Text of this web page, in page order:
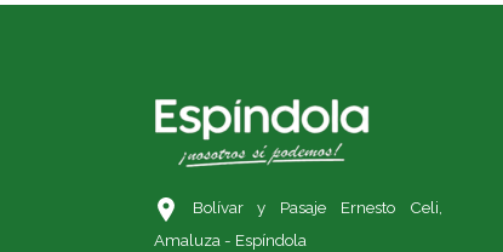
Bolívar y Pasaje Ernesto Celi,
Amaluza - Espíndola